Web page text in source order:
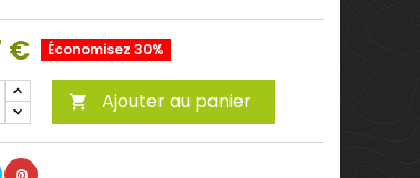
€ Économisez 30%
 Ajouter au panier